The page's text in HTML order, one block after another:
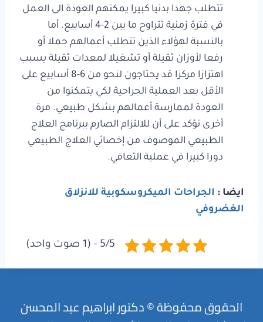
تتطلب جهدا بدنيا كبيرا يمكنهم العودة الى العمل
في فترة زمنية تتراوح ما بين 2-4 أسابيع. أما
بالنسبة لهؤلاء الذين تتطلب أعمالهم حملا أو
رفعا لأوزان ثقيلة أو تشغيلا لمعدات ثقيلة يسبب
اهتزازا مركزا قد يحتاجون لنحو من 6-8 أسابيع على
الأقل بعد العملية الجراحية لكي يتمكنوا من
العودة لممارسة أعمالهم بشكل طبيعي. مرة
أخرى نؤكد على أن للالتزام الصارم ببرنامج العلاج
الطبيعي الموصوف من إخصائي العلاج الطبيعي
دورا كبيرا في عملية التعافي.
ايضا : الجراحات الميكروسكوبية للانزلاق
الغضروفي
5/5 - (1 صوت واحد)
الحقوق محفوظة © دكتور ابراهيم عبد المحسن